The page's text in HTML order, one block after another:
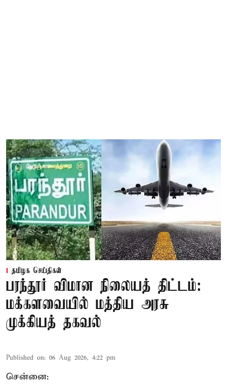
தமிழக செய்திகள்
பரந்தூர் விமான நிலையத் திட்டம்:
மக்களவையில் மத்திய அரசு
முக்கியத் தகவல்
Published on: 06 Aug 2026, 4:22 pm
சென்னை: